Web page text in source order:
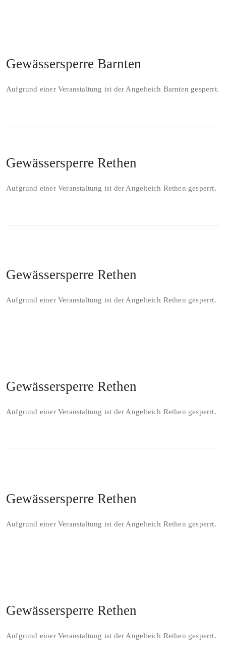
Gewässersperre Barnten
Aufgrund einer Veranstaltung ist der Angelteich Barnten gesperrt.
Gewässersperre Rethen
Aufgrund einer Veranstaltung ist der Angelteich Rethen gesperrt.
Gewässersperre Rethen
Aufgrund einer Veranstaltung ist der Angelteich Rethen gesperrt.
Gewässersperre Rethen
Aufgrund einer Veranstaltung ist der Angelteich Rethen gesperrt.
Gewässersperre Rethen
Aufgrund einer Veranstaltung ist der Angelteich Rethen gesperrt.
Gewässersperre Rethen
Aufgrund einer Veranstaltung ist der Angelteich Rethen gesperrt.